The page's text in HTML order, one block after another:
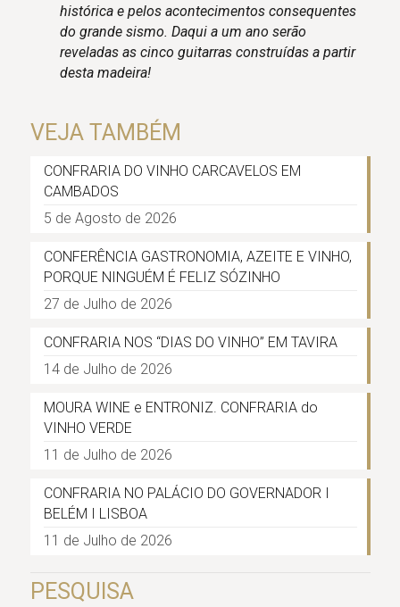
histórica e pelos acontecimentos consequentes
do grande sismo. Daqui a um ano serão
reveladas as cinco guitarras construídas a partir
desta madeira!
VEJA TAMBÉM
CONFRARIA DO VINHO CARCAVELOS EM
CAMBADOS
5 de Agosto de 2026
CONFERÊNCIA GASTRONOMIA, AZEITE E VINHO,
PORQUE NINGUÉM É FELIZ SÓZINHO
27 de Julho de 2026
CONFRARIA NOS “DIAS DO VINHO” EM TAVIRA
14 de Julho de 2026
MOURA WINE e ENTRONIZ. CONFRARIA do
VINHO VERDE
11 de Julho de 2026
CONFRARIA NO PALÁCIO DO GOVERNADOR I
BELÉM I LISBOA
11 de Julho de 2026
PESQUISA